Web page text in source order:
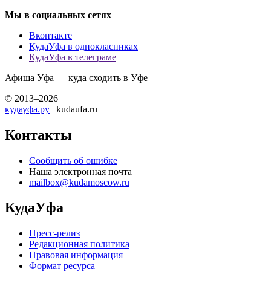
Мы в социальных сетях
Вконтакте
КудаУфа в однокласниках
КудаУфа в телеграме
Афиша Уфа — куда сходить в Уфе
© 2013–2026
кудауфа.ру | kudaufa.ru
Контакты
Сообщить об ошибке
Наша электронная почта
mailbox@kudamoscow.ru
КудаУфа
Пресс-релиз
Редакционная политика
Правовая информация
Формат ресурса